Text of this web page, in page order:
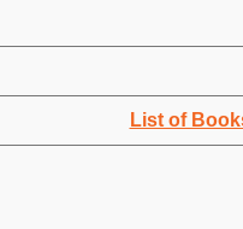
List of